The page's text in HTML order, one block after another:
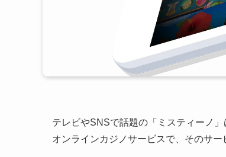
テレビやSNSで話題の「ミスティーノ」
オンラインカジノサービスで、そのサ